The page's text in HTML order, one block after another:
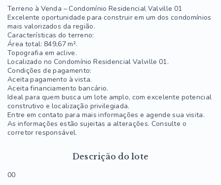
Terreno à Venda – Condomínio Residencial Valville 01
Excelente oportunidade para construir em um dos condomínios
mais valorizados da região.
Características do terreno:
Área total: 849,67 m².
Topografia em aclive.
Localizado no Condomínio Residencial Valville 01.
Condições de pagamento:
Aceita pagamento à vista.
Aceita financiamento bancário.
Ideal para quem busca um lote amplo, com excelente potencial
construtivo e localização privilegiada.
Entre em contato para mais informações e agende sua visita.
As informações estão sujeitas a alterações. Consulte o
corretor responsável.
Descrição do lote
00